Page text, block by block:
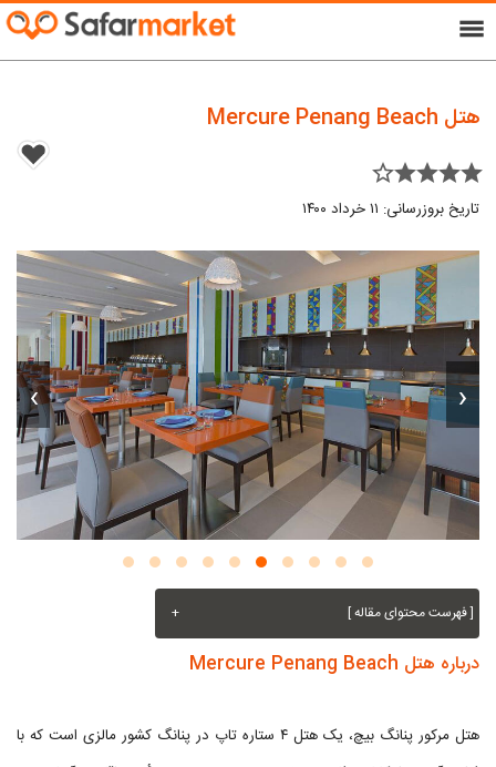
menu
هتل Mercure Penang Beach
star_border star star star star
تاریخ بروزرسانی: ۱۱ خرداد ۱۴۰۰
‹
›
[ فهرست محتوای مقاله ] +
درباره هتل Mercure Penang Beach
هتل مرکور پنانگ بیچ، یک هتل ۴ ستاره تاپ در پنانگ کشور مالزی است که با